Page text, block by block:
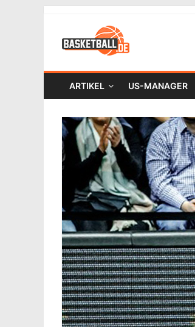
ARTIKEL US-MANAGER